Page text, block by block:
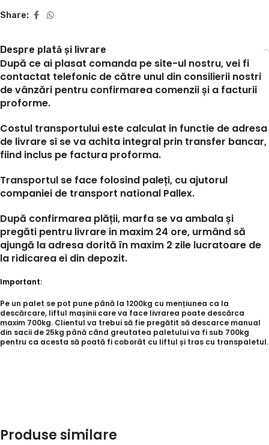
Share:
Despre plată și livrare
După ce ai plasat comanda pe site-ul nostru, vei fi
contactat telefonic de către unul din consilierii nostri
de vânzări pentru confirmarea comenzii și a facturii
proforme.
Costul transportului este calculat in functie de adresa
de livrare si se va achita integral prin transfer bancar,
fiind inclus pe factura proforma.
Transportul se face folosind paleți, cu ajutorul
companiei de transport national Pallex.
După confirmarea plății, marfa se va ambala și
pregăti pentru livrare in maxim 24 ore, urmând să
ajungă la adresa dorită în maxim 2 zile lucratoare de
la ridicarea ei din depozit.
Important:
Pe un palet se pot pune până la 1200kg cu mențiunea ca la
descărcare, liftul mașinii care va face livrarea poate descărca
maxim 700kg. Clientul va trebui să fie pregătit să descarce manual
din sacii de 25kg până când greutatea paletului va fi sub 700kg
pentru ca acesta să poată fi coborât cu liftul și tras cu transpaletul.
Produse similare